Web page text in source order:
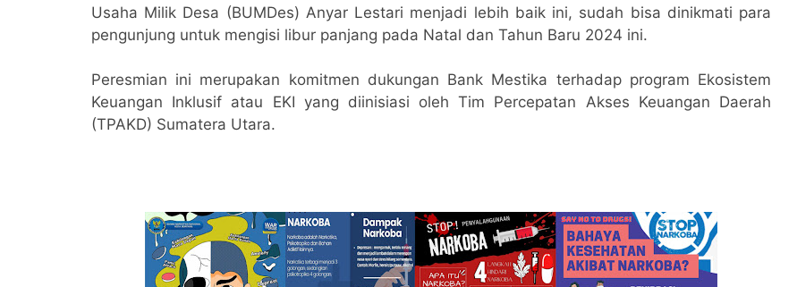
Usaha Milik Desa (BUMDes) Anyar Lestari menjadi lebih baik ini, sudah bisa dinikmati para
pengunjung untuk mengisi libur panjang pada Natal dan Tahun Baru 2024 ini.
Peresmian ini merupakan komitmen dukungan Bank Mestika terhadap program Ekosistem
Keuangan Inklusif atau EKI yang diinisiasi oleh Tim Percepatan Akses Keuangan Daerah
(TPAKD) Sumatera Utara.